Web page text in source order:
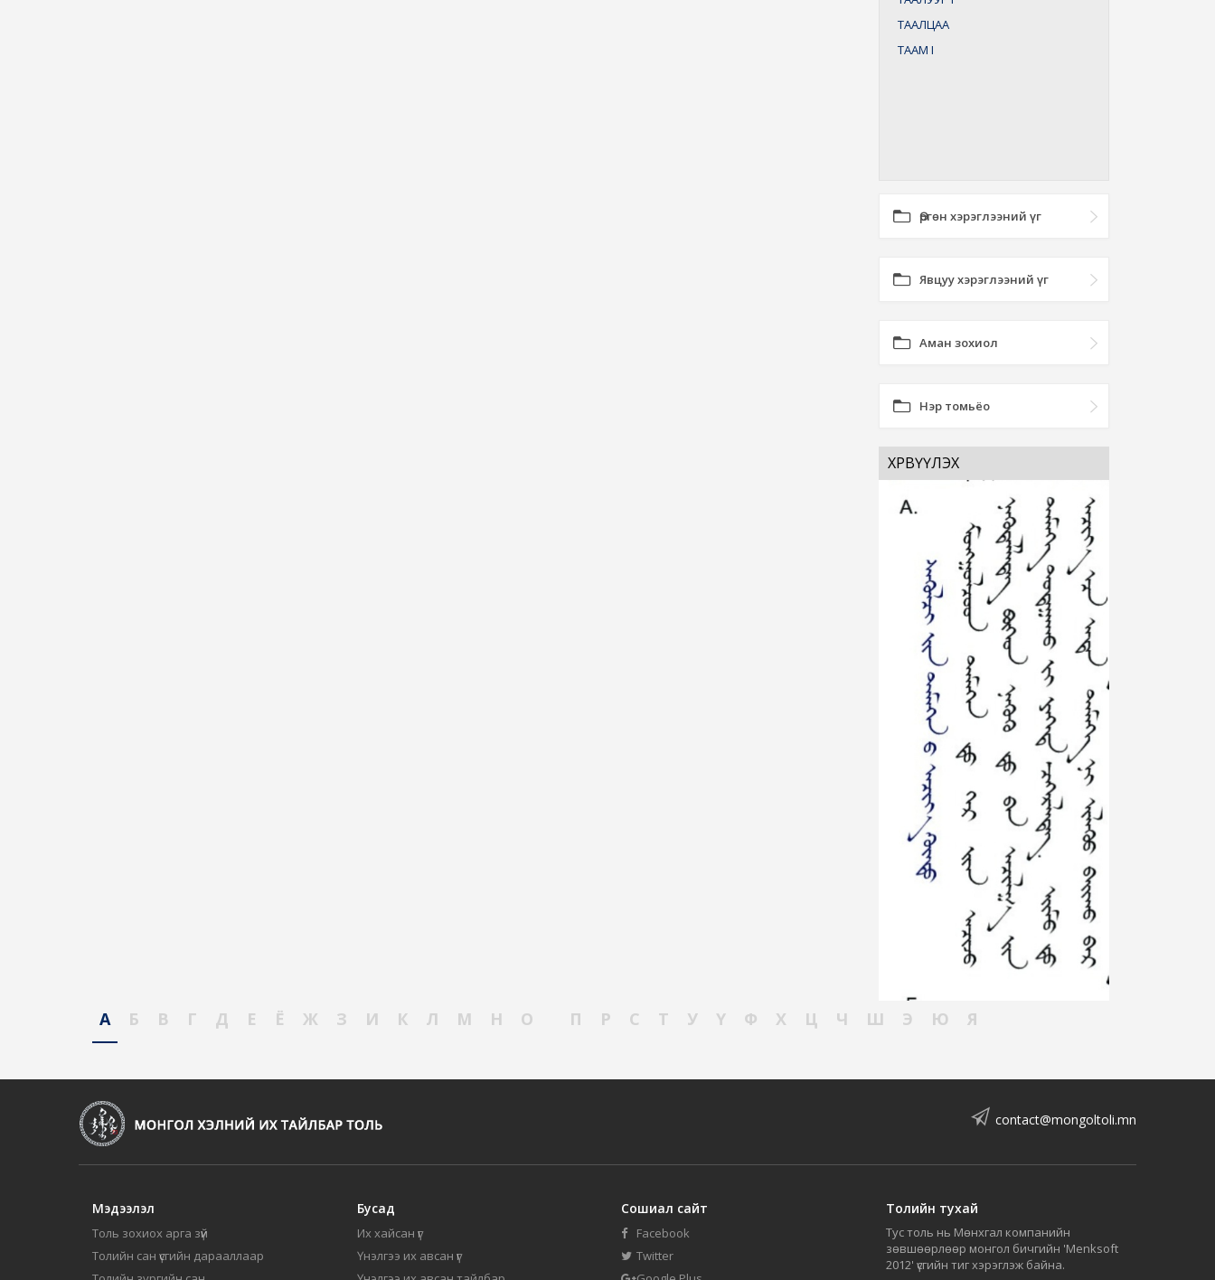
ТААЛЦАА
ТААМ I
Өргөн хэрэглээний үг
Явцуу хэрэглээний үг
Аман зохиол
Нэр томьёо
ХӨРВҮҮЛЭХ
А Б В Г Д Е Ё Ж З И К Л М Н О П Р С Т У Ү Ф Х Ц Ч Ш Э Ю Я
contact@mongoltoli.mn
Мэдээлэл
Толь зохиох арга зүй
Толийн сан үсгийн дарааллаар
Бусад
Их хайсан үг
Үнэлгээ их авсан үг
Сошиал сайт
Facebook
Twitter
Толийн тухай
Тус толь нь Мөнхгал компанийн
зөвшөөрлөөр монгол бичгийн 'Menksoft
2012' үсгийн тиг хэрэглэж байна.